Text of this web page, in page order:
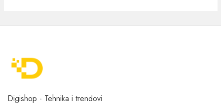
Digishop - Tehnika i trendovi